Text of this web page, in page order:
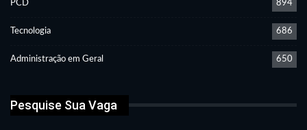
PCD 894
Tecnologia 686
Administração em Geral 650
Pesquise Sua Vaga